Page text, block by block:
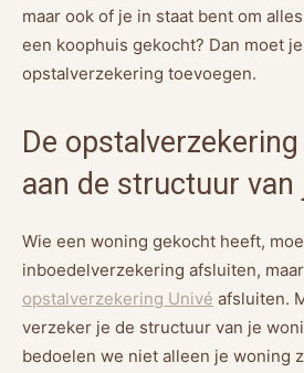
maar ook of je in staat bent om
een koophuis gekocht? Dan moet
opstalverzekering toevoegen.
De
aan de structuur van
Wie een woning gekocht heeft,
inboedelverzekering afsluiten,
opstalverzekering Univé afsluiten.
verzeker je de structuur van je
bedoelen we niet alleen je woning